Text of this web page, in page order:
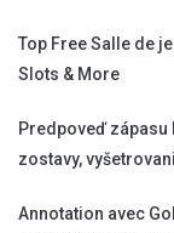
Top Free Salle de
Slots & More
Predpoveď zápasu
zostavy,
Annotation avec